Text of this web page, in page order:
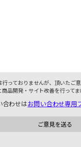
行っておりませんが、頂いたご
品開発・サイト改善を行ってま
合わせはお問い合わせ専用